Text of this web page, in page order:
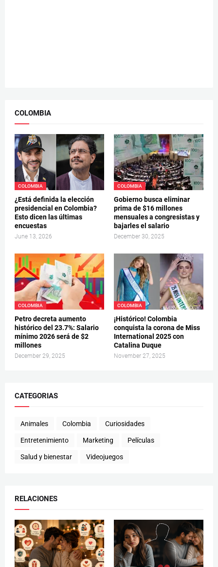
COLOMBIA
COLOMBIA
¿Está definida la elección
presidencial en Colombia?
Esto dicen las últimas
encuestas
June 13, 2026
COLOMBIA
Gobierno busca eliminar
prima de $16 millones
mensuales a congresistas y
bajarles el salario
December 30, 2025
COLOMBIA
Petro decreta aumento
histórico del 23.7%: Salario
mínimo 2026 será de $2
millones
December 29, 2025
COLOMBIA
¡Histórico! Colombia
conquista la corona de Miss
International 2025 con
Catalina Duque
November 27, 2025
CATEGORIAS
Animales Colombia Curiosidades
Entretenimiento Marketing Películas
Salud y bienestar Videojuegos
RELACIONES